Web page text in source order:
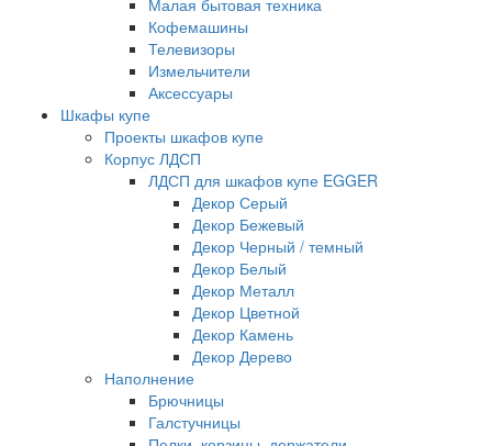
Кофемашины
Телевизоры
Измельчители
Аксессуары
Шкафы купе
Проекты шкафов купе
Корпус ЛДСП
ЛДСП для шкафов купе EGGER
Декор Серый
Декор Бежевый
Декор Черный / темный
Декор Белый
Декор Металл
Декор Цветной
Декор Камень
Декор Дерево
Наполнение
Брючницы
Галстучницы